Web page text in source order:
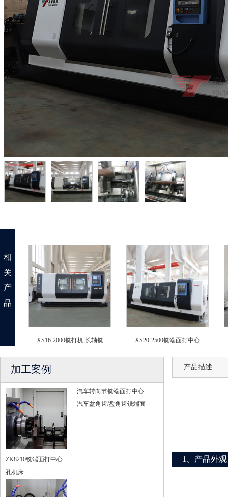
相
关
产
品
XS16-2000铣打机,长轴铣 XS20-2500铣端面打中心
加工案例
ZK8210铣端面打中心
孔机床
汽车转向节铣端面打中心
汽车盆角齿/盘角齿铣端面
产品描述
1、产品外观